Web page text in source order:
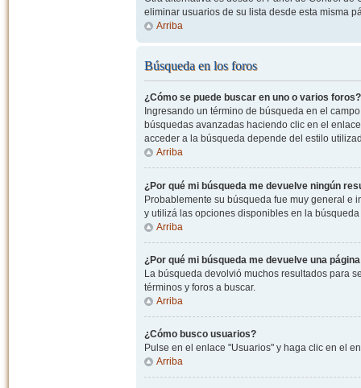
eliminar usuarios de su lista desde esta misma
Arriba
Búsqueda en los foros
¿Cómo se puede buscar en uno o varios foros?
Ingresando un término de búsqueda en el
búsquedas avanzadas haciendo clic en el
acceder a la búsqueda depende del estilo
Arriba
¿Por qué mi búsqueda me devuelve ningún
Probablemente su búsqueda fue muy general e
y utilizá las opciones disponibles en la
Arriba
¿Por qué mi búsqueda me devuelve una
La búsqueda devolvió muchos resultados para
términos y foros a buscar.
Arriba
¿Cómo busco usuarios?
Pulse en el enlace "Usuarios" y haga clic en el
Arriba